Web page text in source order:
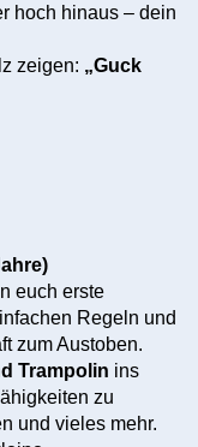
hoch hinaus – dein
zeigen: „Guck
euch erste
Regeln und
zum Austoben.
Trampolin ins
zu
und vieles mehr.